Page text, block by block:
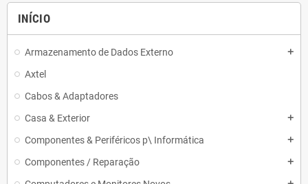
INÍCIO
Armazenamento de Dados Externo add
Axtel
Cabos & Adaptadores
Casa & Exterior
add
Componentes & Periféricos p\ Informática add
Componentes / Reparação add